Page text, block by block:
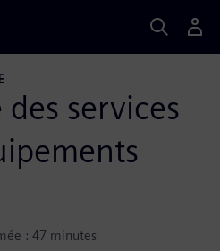
services
: 47 minutes